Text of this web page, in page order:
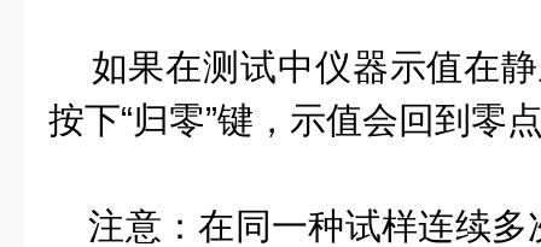
如果在测试中仪器示值在
按下“归零”键，示值会回到零
注意：在同一种试样连续多